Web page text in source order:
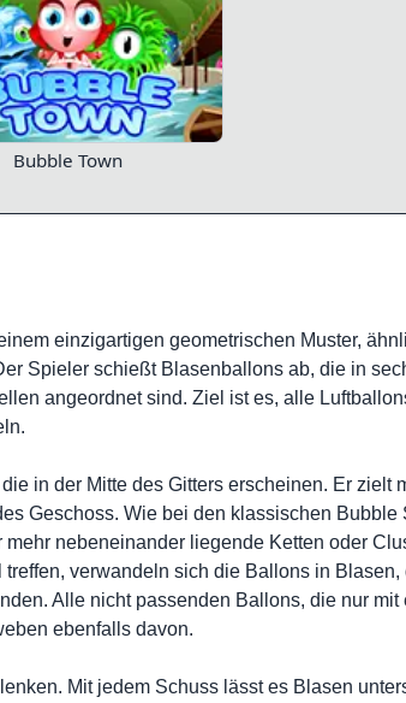
Bubble Town
einzigartigen geometrischen Muster,
Spieler schießt Blasenballons ab, die in
angeordnet sind. Ziel ist es, alle
in der Mitte des Gitters erscheinen. Er zielt
Geschoss. Wie bei den klassischen Bubble
nebeneinander liegende Ketten oder
verwandeln sich die Ballons in Blasen,
Alle nicht passenden Ballons, die nur mit
ebenfalls davon.
Mit jedem Schuss lässt es Blasen